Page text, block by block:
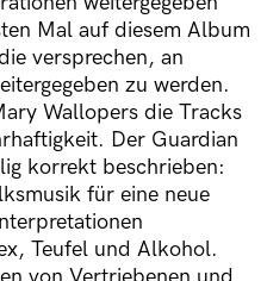
Mal auf diesem Album
versprechen, an
zu werden.
Wallopers die Tracks
Der Guardian
korrekt beschrieben:
für eine neue
Teufel und Alkohol.